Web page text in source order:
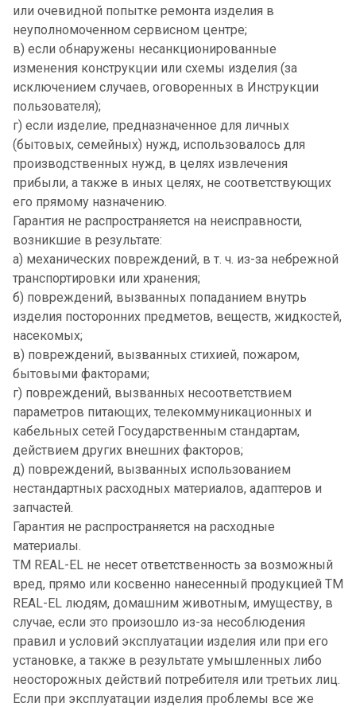
или очевидной попытке ремонта изделия в
неуполномоченном сервисном центре;
в) если обнаружены несанкционированные
изменения конструкции или схемы изделия (за
исключением случаев, оговоренных в Инструкции
пользователя);
г) если изделие, предназначенное для личных
(бытовых, семейных) нужд, использовалось для
производственных нужд, в целях извлечения
прибыли, а также в иных целях, не соответствующих
его прямому назначению.
Гарантия не распространяется на неисправности,
возникшие в результате:
а) механических повреждений, в т. ч. из-за небрежной
транспортировки или хранения;
б) повреждений, вызванных попаданием внутрь
изделия посторонних предметов, веществ, жидкостей,
насекомых;
в) повреждений, вызванных стихией, пожаром,
бытовыми факторами;
г) повреждений, вызванных несоответствием
параметров питающих, телекоммуникационных и
кабельных сетей Государственным стандартам,
действием других внешних факторов;
д) повреждений, вызванных использованием
нестандартных расходных материалов, адаптеров и
запчастей.
Гарантия не распространяется на расходные
материалы.
TM REAL-EL не несет ответственность за возможный
вред, прямо или косвенно нанесенный продукцией TM
REAL-EL людям, домашним животным, имуществу, в
случае, если это произошло из-за несоблюдения
правил и условий эксплуатации изделия или при его
установке, а также в результате умышленных либо
неосторожных действий потребителя или третьих лиц.
Если при эксплуатации изделия проблемы все же